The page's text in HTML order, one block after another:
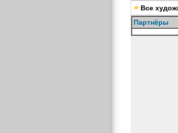
Все
Партнёры